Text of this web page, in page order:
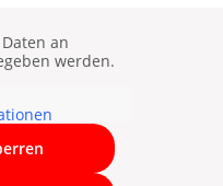
an
werden.